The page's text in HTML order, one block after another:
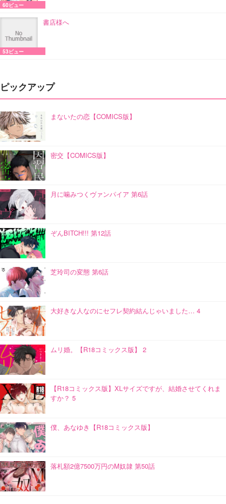
60ビュー
書店様へ
53ビュー
ピックアップ
まないたの恋【COMICS版】
密交【COMICS版】
月に噛みつくヴァンパイア 第6話
ぞんBITCH!!! 第12話
芝玲司の変態 第6話
大好きな人なのにセフレ契約結んじゃいました… 4
ムリ婚。【R18コミックス版】 2
【R18コミックス版】XLサイズですが、結婚させてくれま
すか？ 5
僕、あなゆき【R18コミックス版】
落札額2億7500万円のM奴隷 第50話